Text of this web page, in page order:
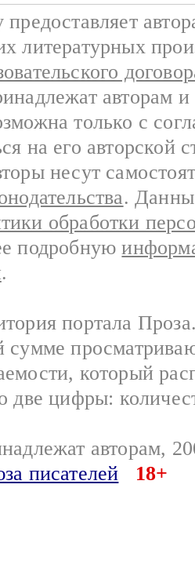
литературных
авторам
только с
на его авторской
несут
.
обработки
подробную
.
портала
сумме
который
две цифры:
авторам,
писателей
18+